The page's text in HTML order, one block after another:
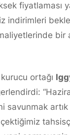
fiyatlaması
indirimleri
bir
ortağı
savunmak